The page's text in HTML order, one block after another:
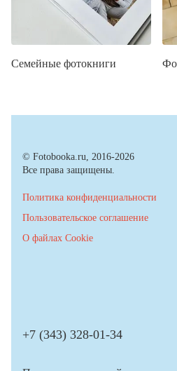
Семейные фотокниги
© Fotobooka.ru, 2016-2026
Все права защищены.
Политика конфиденциальности
Пользовательское соглашение
О файлах Cookie
+7 (343) 328-01-34